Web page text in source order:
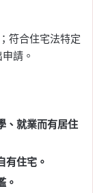
符合住宅法特定
請。
、就業而有居住
有住宅。
。